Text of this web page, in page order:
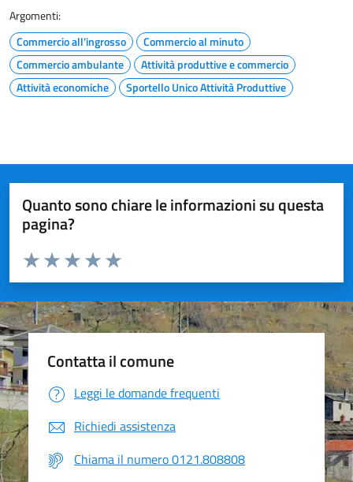
Argomenti:
Commercio all'ingrosso
Commercio al minuto
Commercio ambulante
Attività produttive e commercio
Attività economiche
Sportello Unico Attività Produttive
Quanto sono chiare le informazioni su questa
pagina?
Valuta da 1 a 5 stelle la pagina
Valuta 5 stelle su 5
Valuta 4 stelle su 5
Valuta 3 stelle su 5
Valuta 2 stelle su 5
Valuta 1 stelle su 5
Contatta il comune
Leggi le domande frequenti
Richiedi assistenza
Chiama il numero 0121.808808